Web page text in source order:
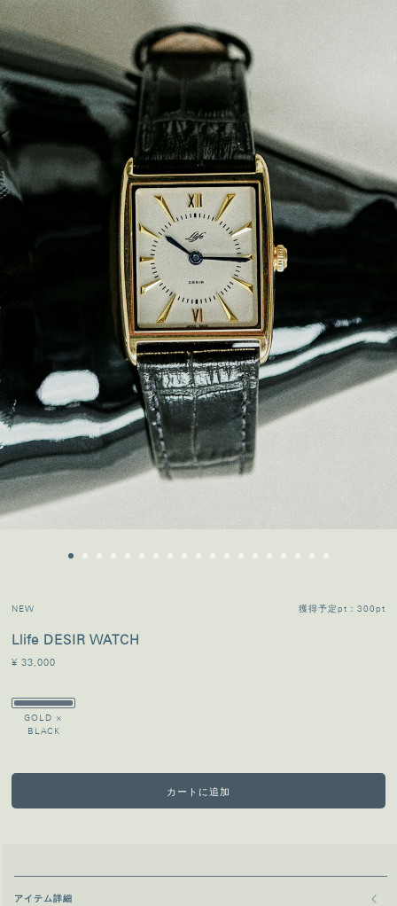
NEW 獲得予定pt：300pt
Llife DESIR WATCH
¥ 33,000
GOLD ×
BLACK
カートに追加
アイテム詳細